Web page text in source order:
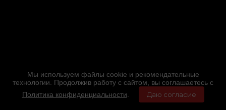
Мы используем файлы cookie и рекомендательные
технологии. Продолжив работу с сайтом, вы соглашаетесь с
Политика конфиденциальности
Даю согласие